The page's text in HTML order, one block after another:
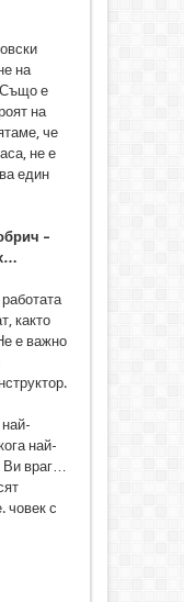
на
Също е
на
че
не е
един
–
както
е важно
най-
враг…
човек с